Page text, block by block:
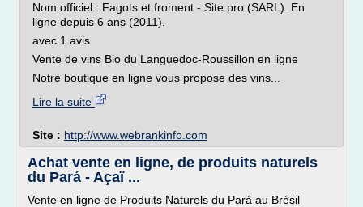
Nom officiel : Fagots et froment - Site pro (SARL). En
ligne depuis 6 ans (2011).
avec 1 avis
Vente de vins Bio du Languedoc-Roussillon en ligne
Notre boutique en ligne vous propose des vins...
Lire la suite
Site : http://www.webrankinfo.com
Achat vente en ligne, de produits naturels
du Pará - Açaï ...
Vente en ligne de Produits Naturels du Pará au Brésil